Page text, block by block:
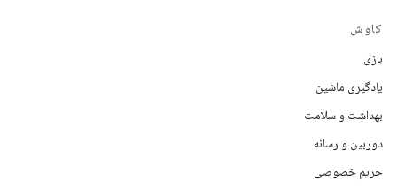
کاوش
بازی
یادگیری ماشین
بهداشت و سلامت
دوربین و رسانه
حریم خصوصی